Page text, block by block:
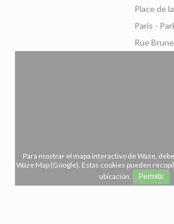
Place de
Paris -
Rue
Para mostrar el mapa interactivo de Waze,
Waze Map (Google). Estas cookies pueden
ubicación.
Permitir